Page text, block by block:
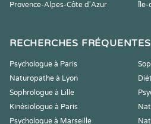
Provence-Alpes-Côte d'Azur
RECHERCHES FRÉQUENTES
Psychologue à Paris
Naturopathe à Lyon
Sophrologue à Lille
Kinésiologue à Paris
Psychologue à Marseille